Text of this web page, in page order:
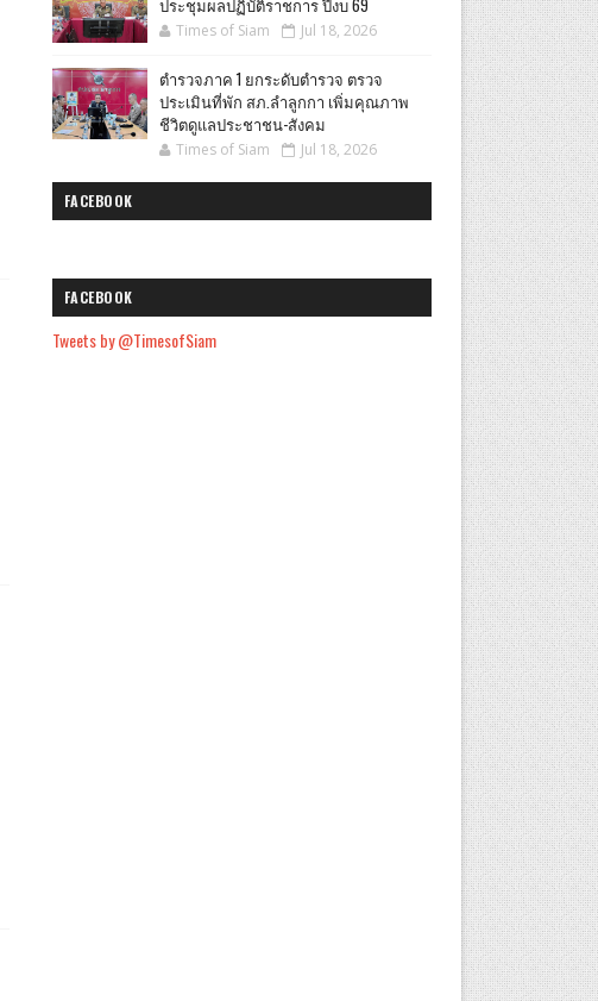
ประชุมผลปฏิบัติราชการ ปีงบ 69
Times of Siam Jul 18, 2026
ตำรวจภาค 1 ยกระดับตำรวจ ตรวจ
ประเมินที่พัก สภ.ลำลูกกา เพิ่มคุณภาพ
ชีวิตดูแลประชาชน-สังคม
Times of Siam Jul 18, 2026
FACEBOOK
FACEBOOK
Tweets by @TimesofSiam